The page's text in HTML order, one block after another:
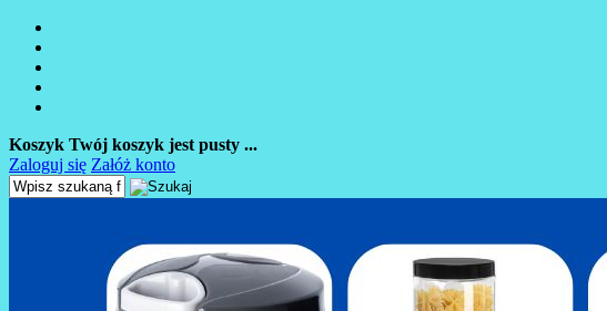
Koszyk Twój koszyk jest pusty ...
Zaloguj się Załóż konto